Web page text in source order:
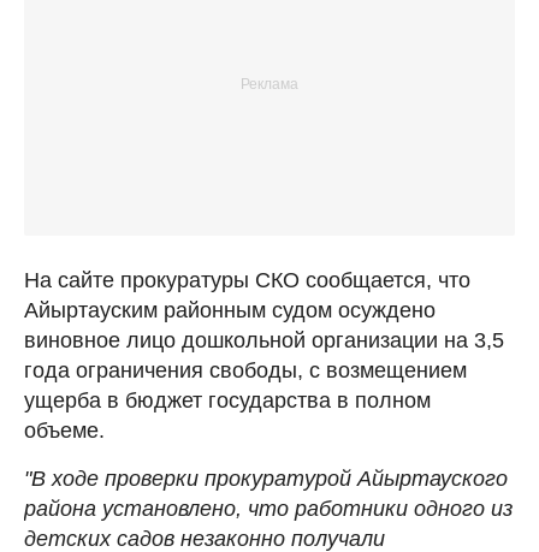
На сайте прокуратуры СКО сообщается, что
Айыртауским районным судом осуждено
виновное лицо дошкольной организации на 3,5
года ограничения свободы, с возмещением
ущерба в бюджет государства в полном
объеме.
"В ходе проверки прокуратурой Айыртауского
района установлено, что работники одного из
детских садов незаконно получали